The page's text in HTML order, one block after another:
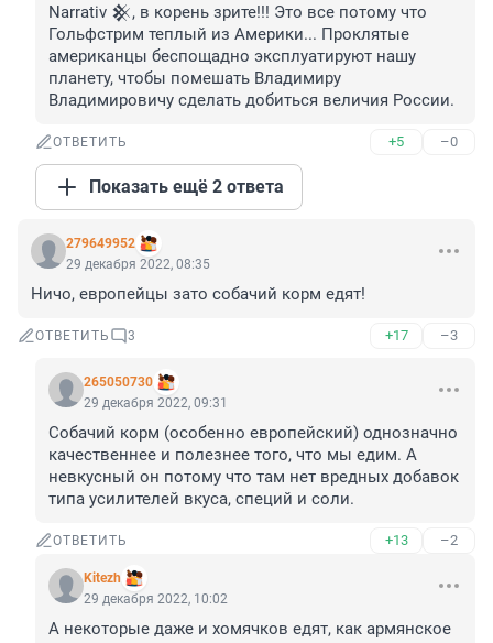
Narrativ 𒆜, в корень зрите!!! Это все потому что
Гольфстрим теплый из Америки... Проклятые
американцы беспощадно эксплуатируют нашу
планету, чтобы помешать Владимиру
Владимировичу сделать добиться величия России.
ОТВЕТИТЬ +5 –0
Показать ещё 2 ответа
279649952
29 декабря 2022, 08:35
Ничо, европейцы зато собачий корм едят!
ОТВЕТИТЬ 3 +17 –3
265050730
29 декабря 2022, 09:31
Собачий корм (особенно европейский) однозначно
качественнее и полезнее того, что мы едим. А
невкусный он потому что там нет вредных добавок
типа усилителей вкуса, специй и соли.
ОТВЕТИТЬ +13 –2
Kitezh
29 декабря 2022, 10:02
А некоторые даже и хомячков едят, как армянское